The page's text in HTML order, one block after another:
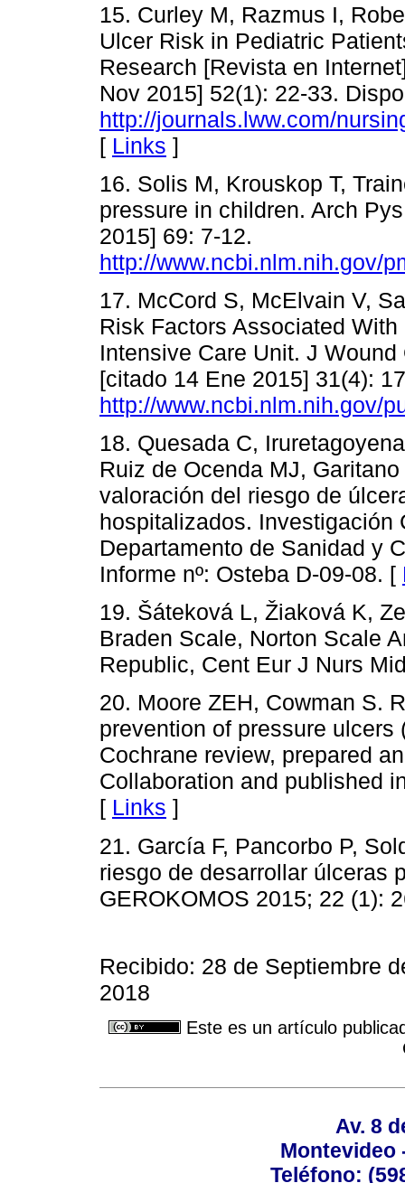
15. Curley M, Razmus I,
Ulcer Risk in Pediatric
Research [Revista en
Nov 2015] 52(1): 22-33.
http://journals.lww.com/
[ Links ]
16. Solis M, Krouskop T,
pressure in children. Arch
2015] 69: 7-12.
http://www.ncbi.nlm.nih.gov/
17. McCord S, McElvain V,
Risk Factors Associated
Intensive Care Unit. J
[citado 14 Ene 2015] 31(4):
http://www.ncbi.nlm.nih.gov/
18. Quesada C,
Ruiz de Ocenda MJ,
valoración del riesgo de
hospitalizados. Investigación
Departamento de Sanidad y
Informe nº: Osteba D-09-08. [
19. Šáteková L, Žiaková K,
Braden Scale, Norton Scale
Republic, Cent Eur J Nurs
20. Moore ZEH, Cowman S.
prevention of pressure
Cochrane review, prepared
Collaboration and published
[ Links ]
21. García F, Pancorbo P,
riesgo de desarrollar úlceras
GEROKOMOS 2015; 22 (1):
Recibido: 28 de Septiembre
2018
Este es un artículo
Av. 8
Montevideo
Teléfono: